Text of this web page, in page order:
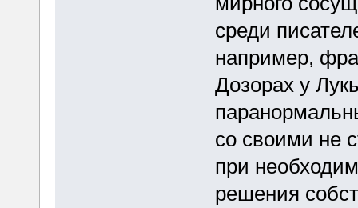
среди
например,
Дозорах у
со своими не
при
решения